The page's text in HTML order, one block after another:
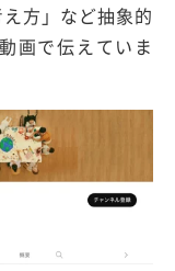
方」など抽象的
画で伝えていま